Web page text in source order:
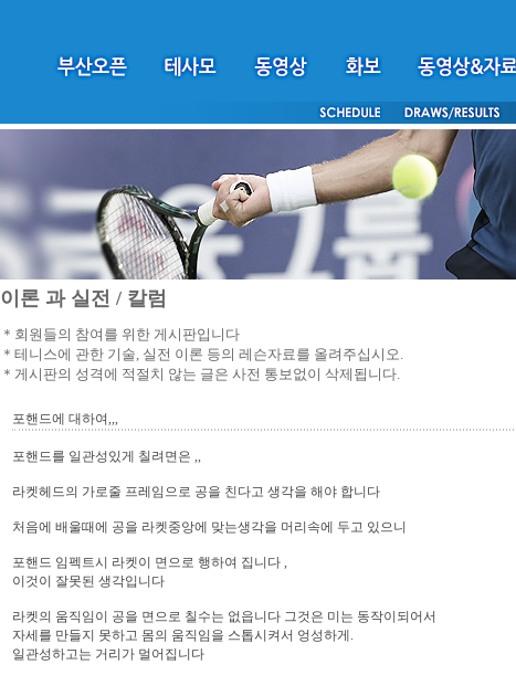
이론 과 실전 / 칼럼
＊회원들의 참여를 위한 게시판입니다
＊테니스에 관한 기술, 실전 이론 등의 레슨자료를 올려주십시오.
＊게시판의 성격에 적절치 않는 글은 사전 통보없이 삭제됩니다.
포핸드에 대하여,,,
포핸드를 일관성있게 칠려면은 ,,
라켓헤드의 가로줄 프레임으로 공을 친다고 생각을 해야 합니다
처음에 배울때에 공을 라켓중앙에 맞는생각을 머리속에 두고 있으니
포핸드 임펙트시 라켓이 면으로 행하여 집니다 ,
이것이 잘못된 생각입니다
라켓의 움직임이 공을 면으로 칠수는 없읍니다 그것은 미는 동작이되어서
자세를 만들지 못하고 몸의 움직임을 스톱시켜서 엉성하게.
일관성하고는 거리가 멀어집니다